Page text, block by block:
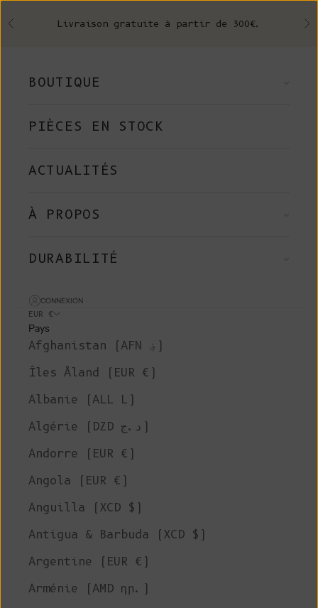
Précédent Livraison gratuite à partir de 300€.
BOUTIQUE
PIÈCES EN STOCK
ACTUALITÉS
À PROPOS
DURABILITÉ
CONNEXION
EUR €
Pays
Afghanistan (AFN ؋)
Îles Åland (EUR €)
Albanie (ALL L)
Algérie (DZD د.ج)
Andorre (EUR €)
Angola (EUR €)
Anguilla (XCD $)
Antigua & Barbuda (XCD $)
Argentine (EUR €)
Arménie (AMD դր.)